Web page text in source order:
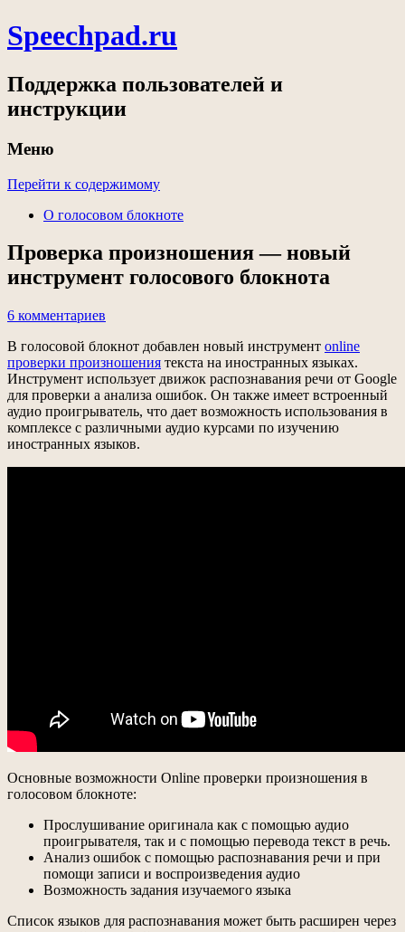
Speechpad.ru
Поддержка пользователей и
инструкции
Меню
Перейти к содержимому
О голосовом блокноте
Проверка произношения — новый
инструмент голосового блокнота
6 комментариев
В голосовой блокнот добавлен новый инструмент online
проверки произношения текста на иностранных языках.
Инструмент использует движок распознавания речи от Google
для проверки а анализа ошибок. Он также имеет встроенный
аудио проигрыватель, что дает возможность использования в
комплексе с различными аудио курсами по изучению
иностранных языков.
Основные возможности Online проверки произношения в
голосовом блокноте:
Прослушивание оригинала как с помощью аудио
проигрывателя, так и с помощью перевода текст в речь.
Анализ ошибок с помощью распознавания речи и при
помощи записи и воспроизведения аудио
Возможность задания изучаемого языка
Список языков для распознавания может быть расширен через